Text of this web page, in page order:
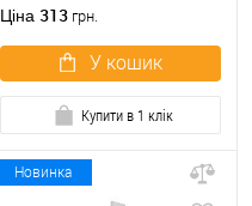
Ціна 313 грн.
У кошик
Купити в 1 клік
Новинка